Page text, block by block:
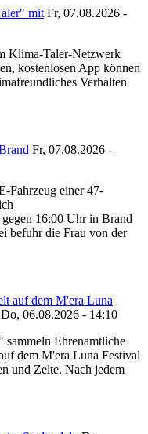
mit Fr, 07.08.2026 -
Klima-Taler-Netzwerk
kostenlosen App können
Verhalten
Fr, 07.08.2026 -
Fahrzeug einer 47-
16:00 Uhr in Brand
befuhr die Frau von der
auf dem M'era Luna
Do, 06.08.2026 - 14:10
Ehrenamtliche
dem M'era Luna Festival
und Zelte. Nach jedem